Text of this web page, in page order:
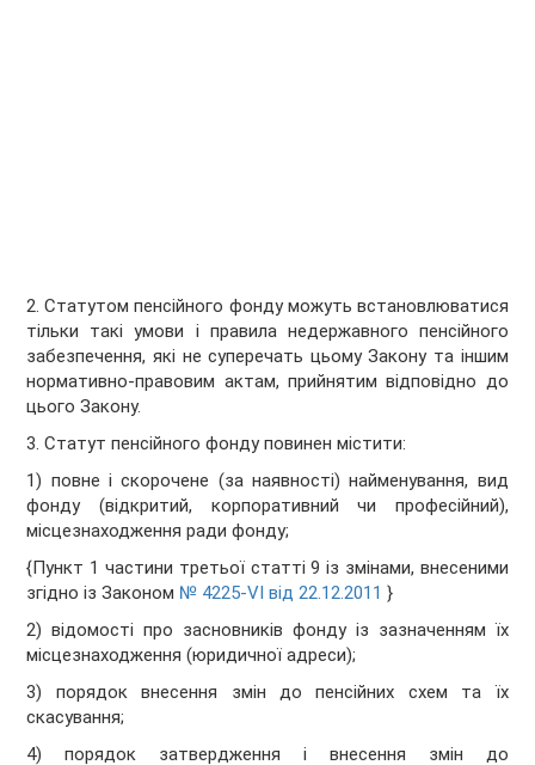
2. Статутом пенсійного фонду можуть встановлюватися
тільки такі умови і правила недержавного пенсійного
забезпечення, які не суперечать цьому Закону та іншим
нормативно-правовим актам, прийнятим відповідно до
цього Закону.
3. Статут пенсійного фонду повинен містити:
1) повне і скорочене (за наявності) найменування, вид
фонду (відкритий, корпоративний чи професійний),
місцезнаходження ради фонду;
{Пункт 1 частини третьої статті 9 із змінами, внесеними
згідно із Законом № 4225-VI від 22.12.2011 }
2) відомості про засновників фонду із зазначенням їх
місцезнаходження (юридичної адреси);
3) порядок внесення змін до пенсійних схем та їх
скасування;
4) порядок затвердження і внесення змін до